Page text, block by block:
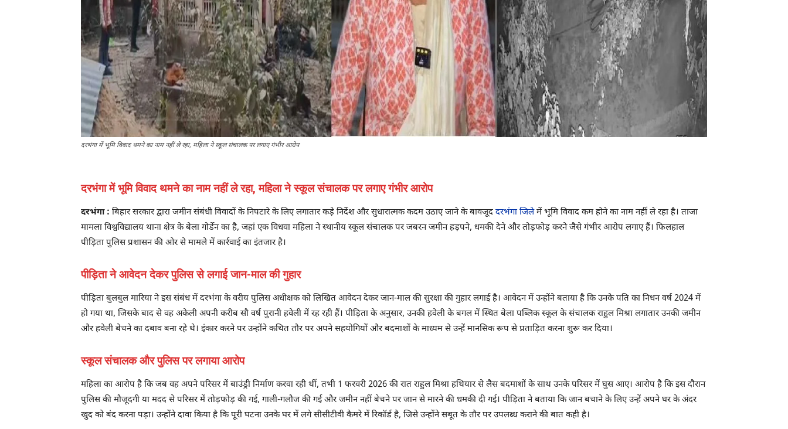
दरभंगा में भूमि विवाद थमने का नाम नहीं ले रहा, महिला ने स्कूल संचालक पर लगाए गंभीर आरोप
दरभंगा में भूमि विवाद थमने का नाम नहीं ले रहा, महिला ने स्कूल संचालक पर लगाए गंभीर आरोप
दरभंगा : बिहार सरकार द्वारा जमीन संबंधी विवादों के निपटारे के लिए लगातार कड़े निर्देश और सुधारात्मक कदम उठाए जाने के बावजूद दरभंगा जिलेमें भूमि विवाद कम होने का नाम नहीं ले रहा है। ताजा
मामला विश्वविद्यालय थाना क्षेत्र के बेला गोर्डेन का है, जहां एक विधवा महिला ने स्थानीय स्कूल संचालक पर जबरन जमीन हड़पने, धमकी देने और तोड़फोड़ करने जैसे गंभीर आरोप लगाए हैं। फिलहाल
पीड़िता पुलिस प्रशासन की ओर से मामले में कार्रवाई का इंतजार है।
पीड़िता ने आवेदन देकर पुलिस से लगाई जान-माल की गुहार
पीड़िता बुलबुल मारिया ने इस संबंध में दरभंगा के वरीय पुलिस अधीक्षक को लिखित आवेदन देकर जान-माल की सुरक्षा की गुहार लगाई है। आवेदन में उन्होंने बताया है कि उनके पति का निधन वर्ष 2024 में
हो गया था, जिसके बाद से वह अकेली अपनी करीब सौ वर्ष पुरानी हवेली में रह रही हैं। पीड़िता के अनुसार, उनकी हवेली के बगल में स्थित बेला पब्लिक स्कूल के संचालक राहुल मिश्रा लगातार उनकी जमीन
और हवेली बेचने का दबाव बना रहे थे। इंकार करने पर उन्होंने कथित तौर पर अपने सहयोगियों और बदमाशों के माध्यम से उन्हें मानसिक रूप से प्रताड़ित करना शुरू कर दिया।
स्कूल संचालक और पुलिस पर लगाया आरोप
महिला का आरोप है कि जब वह अपने परिसर में बाउंड्री निर्माण करवा रही थीं, तभी 1 फरवरी 2026 की रात राहुल मिश्रा हथियार से लैस बदमाशों के साथ उनके परिसर में घुस आए। आरोप है कि इस दौरान
पुलिस की मौजूदगी या मदद से परिसर में तोड़फोड़ की गई, गाली-गलौज की गई और जमीन नहीं बेचने पर जान से मारने की धमकी दी गई। पीड़िता ने बताया कि जान बचाने के लिए उन्हें अपने घर के अंदर
खुद को बंद करना पड़ा। उन्होंने दावा किया है कि पूरी घटना उनके घर में लगे सीसीटीवी कैमरे में रिकॉर्ड है, जिसे उन्होंने सबूत के तौर पर उपलब्ध कराने की बात कही है।